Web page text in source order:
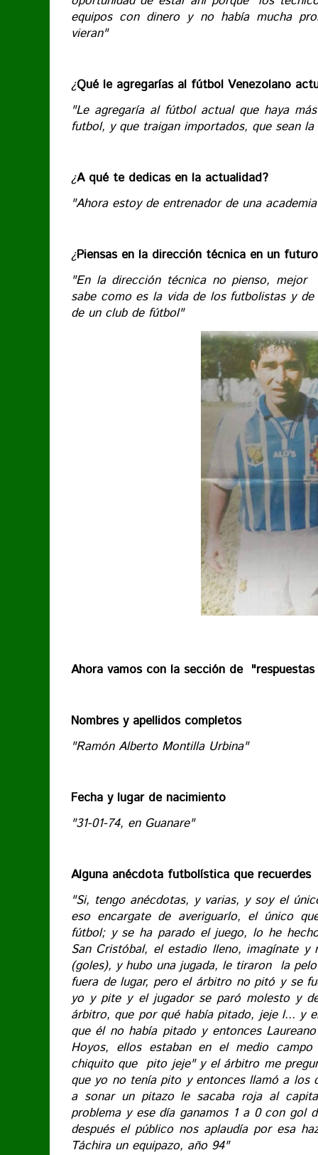
equipos con dinero y no había mucha
vieran"
¿Qué le agregarías al fútbol Venezolano
"Le agregaría al fútbol actual que haya
futbol, y que traigan importados, que sean
¿A qué te dedicas en la actualidad?
"Ahora estoy de entrenador de una
¿Piensas en la dirección técnica en un
"En la dirección técnica no pienso,
sabe como es la vida de los futbolistas y
de un club de fútbol"
Ahora vamos con la sección de "respuestas
Nombres y apellidos completos
"Ramón Alberto Montilla Urbina"
Fecha y lugar de nacimiento
"31-01-74, en Guanare"
Alguna anécdota futbolística que recuerdes
"Si, tengo anécdotas, y varias, y soy el
eso encargate de averiguarlo, el único
fútbol; y se ha parado el juego, lo he
San Cristóbal, el estadio lleno, imagínate y
(goles), y hubo una jugada, le tiraron la
fuera de lugar, pero el árbitro no pitó y se
yo y pite y el jugador se paró molesto y
árbitro, que por qué había pitado, jeje l... y
que él no había pitado y entonces
Hoyos, ellos estaban en el medio
chiquito que pito jeje" y el árbitro me
que yo no tenía pito y entonces llamó a los
a sonar un pitazo le sacaba roja al
problema y ese día ganamos 1 a 0 con gol
después el público nos aplaudía por esa
Táchira un equipazo, año 94"